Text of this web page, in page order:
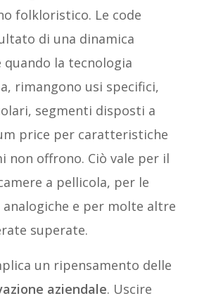
folkloristico. Le code
di una dinamica
quando la tecnologia
rimangono usi specifici,
segmenti disposti a
price per caratteristiche
non offrono. Ciò vale per il
a pellicola, per le
e per molte altre
superate.
un ripensamento delle
aziendale. Uscire